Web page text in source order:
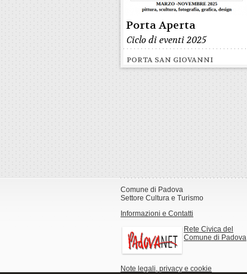
Porta Aperta
Ciclo di eventi 2025
PORTA SAN GIOVANNI
Comune di Padova
Settore Cultura e Turismo
Informazioni e Contatti
Rete Civica del
Comune di Padova
Note legali, privacy e cookie